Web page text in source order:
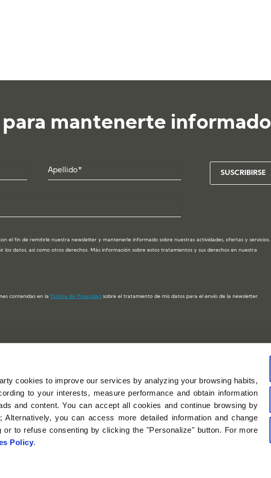
cookies to improve our services by analyzing your browsing habits,
to your interests, measure performance and obtain information
and content. You can accept all cookies and continue browsing by
Alternatively, you can access more detailed information and change
or to refuse consenting by clicking the "Personalize" button. For more
Policy.
mantenerte informado
el fin de remitirle nuestra newsletter y mantenerle informado sobre nuestras actividades, ofertas y servicios.
los datos, así como otros derechos. Más información sobre estos tratamientos y sus derechos en nuestra
contenidas en la Política de Privacidad sobre el tratamiento de mis datos para el envío de la newsletter.
y
C/ Santiago, nº 2, 1º Dcha. 47001 Valladolid
(España)
983 331422
info@ceucyl.com